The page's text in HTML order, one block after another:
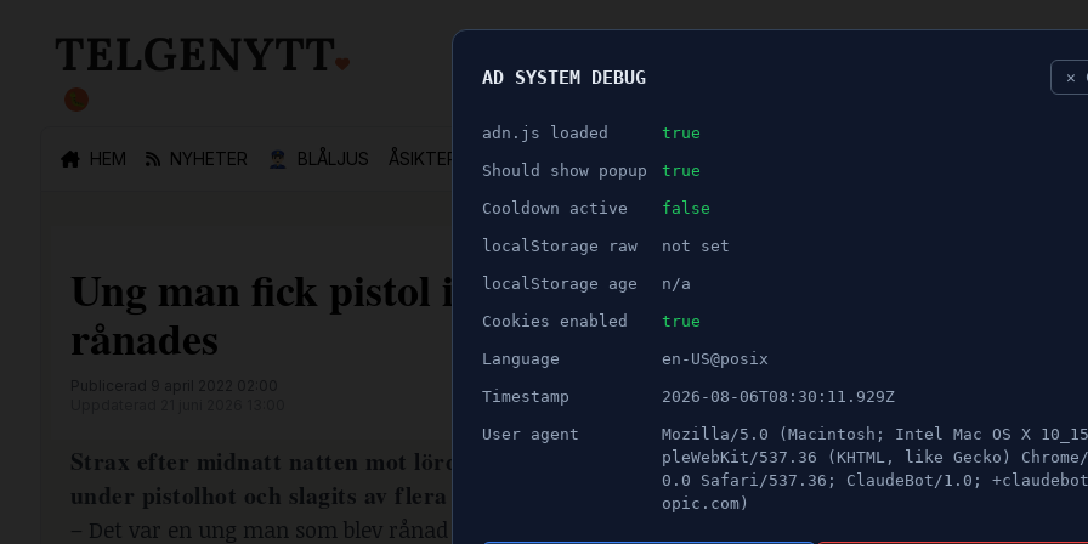
HEM NYHETER 👮🏻‍♂️ BLÅLJUS ÅSIKTER SPORT NÖJE
ANNONS
Ung man fick pistol intryckt i munnen -
rånades
Strax efter midnatt natten mot lördag tillkallades polisen till Brunnsäng efter att ung man
under pistolhot och slagits av flera personer.
– Det var en ung man som blev rånad på sina tillhörigheter utomhus. Han blev av med kläder och
AD SYSTEM DEBUG ✕
adn.js loaded true
Should show popup true
Cooldown active false
localStorage raw not set
localStorage age n/a
Cookies enabled true
Language en-US@posix
Timestamp 2026-08-06T08:30:11.929Z
User agent
Mozilla/5.0 (Macintosh; Intel Mac OS X
pleWebKit/537.36 (KHTML, like Gecko)
0.0 Safari/537.36; ClaudeBot/1.0;
opic.com)